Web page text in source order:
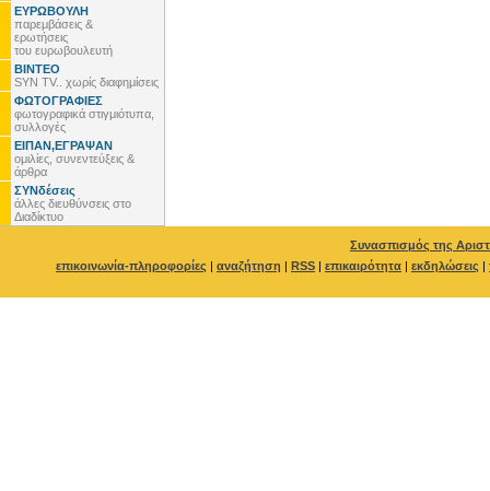
ΕΥΡΩΒΟΥΛΗ
παρεμβάσεις &
ερωτήσεις
του ευρωβουλευτή
ΒΙΝΤΕΟ
SYN TV.. χωρίς διαφημίσεις
ΦΩΤΟΓΡΑΦΙΕΣ
φωτογραφικά στιγμιότυπα,
συλλογές
ΕΙΠΑΝ,ΕΓΡΑΨΑΝ
ομιλίες, συνεντεύξεις &
άρθρα
ΣΥΝδέσεις
άλλες διευθύνσεις στο
Διαδίκτυο
Συνασπισμός της
επικοινωνία-πληροφορίες | αναζήτηση | RSS | επικαιρότητα | εκδηλώσεις |